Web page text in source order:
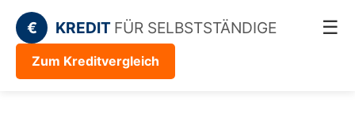
€ KREDIT FÜR SELBSTSTÄNDIGE ☰
Zum Kreditvergleich